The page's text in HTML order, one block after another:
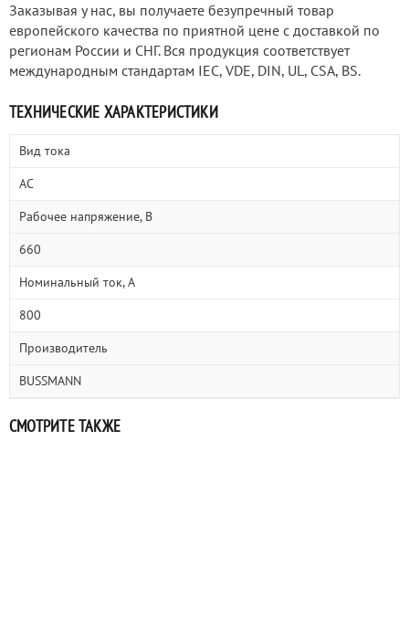
Заказывая у нас, вы получаете безупречный товар
европейского качества по приятной цене с доставкой по
регионам России и СНГ. Вся продукция соответствует
международным стандартам IEC, VDE, DIN, UL, CSA, BS.
ТЕХНИЧЕСКИЕ ХАРАКТЕРИСТИКИ
Вид тока
AC
Рабочее напряжение, В
660
Номинальный ток, А
800
Производитель
BUSSMANN
СМОТРИТЕ ТАКЖЕ